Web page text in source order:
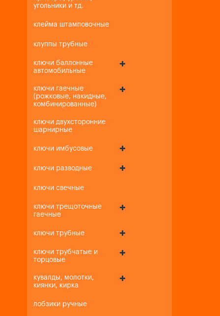
угольники и тд.
клейма штамповочные
клуппы трубные
ключи баллонные
автомобильные
ключи гаечные
(рожковые, накидные,
комбинированные)
ключи двухсторонние
шарнирные
ключи имбусовые
ключи разводные
ключи свечные
ключи трещоточные
гаечные
ключи трубные
ключи трубчатые и
торцовые
кувалды, молотки,
киянки, кирка
лобзики ручные